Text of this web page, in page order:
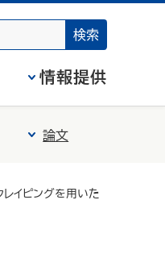
情報提供
論文
イピングを用いた